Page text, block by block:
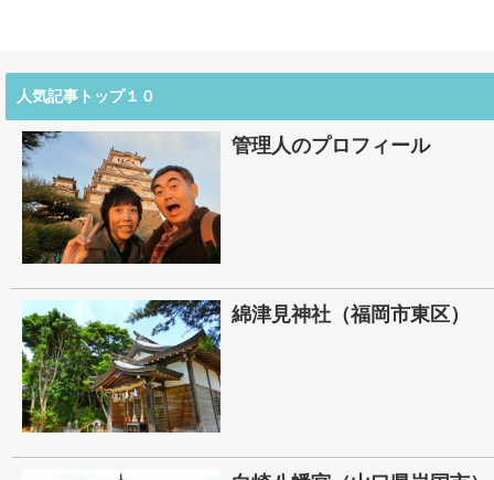
人気記事トップ１０
管理人のプロフィール
綿津見神社（福岡市東区）